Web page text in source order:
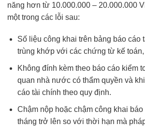
năng hơn từ 10.000.000 – 20.000.000
một trong các lỗi sau:
Số liệu công khai trên bảng báo cáo
trùng khớp với các chứng từ kế
Không đính kèm theo báo cáo kiểm
quan nhà nước có thẩm quyền và
cáo tài chính theo quy định.
Chậm nộp hoặc chậm công khai
tháng trở lên so với thời hạn mà